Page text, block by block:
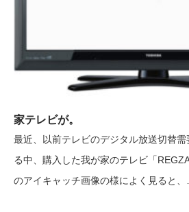
家テレビが。
最近、以前テレビのデジタル放送切替
る中、購入した我が家のテレビ「
のアイキャッチ画像の様によく見ると、